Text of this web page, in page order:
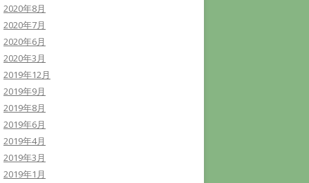
2020年8月
2020年7月
2020年6月
2020年3月
2019年12月
2019年9月
2019年8月
2019年6月
2019年4月
2019年3月
2019年1月